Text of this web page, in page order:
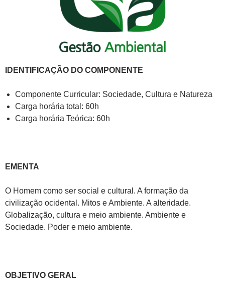
IDENTIFICAÇÃO DO COMPONENTE
Componente Curricular: Sociedade, Cultura e Natureza
Carga horária total: 60h
Carga horária Teórica: 60h
EMENTA
O Homem como ser social e cultural. A formação da
civilização ocidental. Mitos e Ambiente. A alteridade.
Globalização, cultura e meio ambiente. Ambiente e
Sociedade. Poder e meio ambiente.
OBJETIVO GERAL